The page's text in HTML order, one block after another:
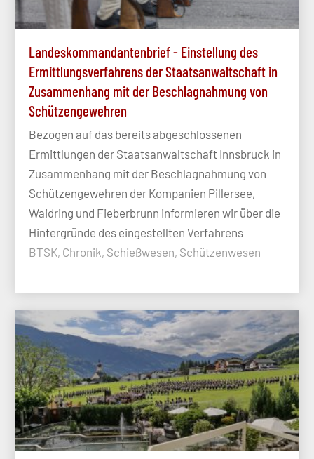
Landeskommandantenbrief - Einstellung des
Ermittlungsverfahrens der Staatsanwaltschaft in
Zusammenhang mit der Beschlagnahmung von
Schützengewehren
Bezogen auf das bereits abgeschlossenen
Ermittlungen der Staatsanwaltschaft Innsbruck in
Zusammenhang mit der Beschlagnahmung von
Schützengewehren der Kompanien Pillersee,
Waidring und Fieberbrunn informieren wir über die
Hintergründe des eingestellten Verfahrens
BTSK, Chronik, Schießwesen, Schützenwesen